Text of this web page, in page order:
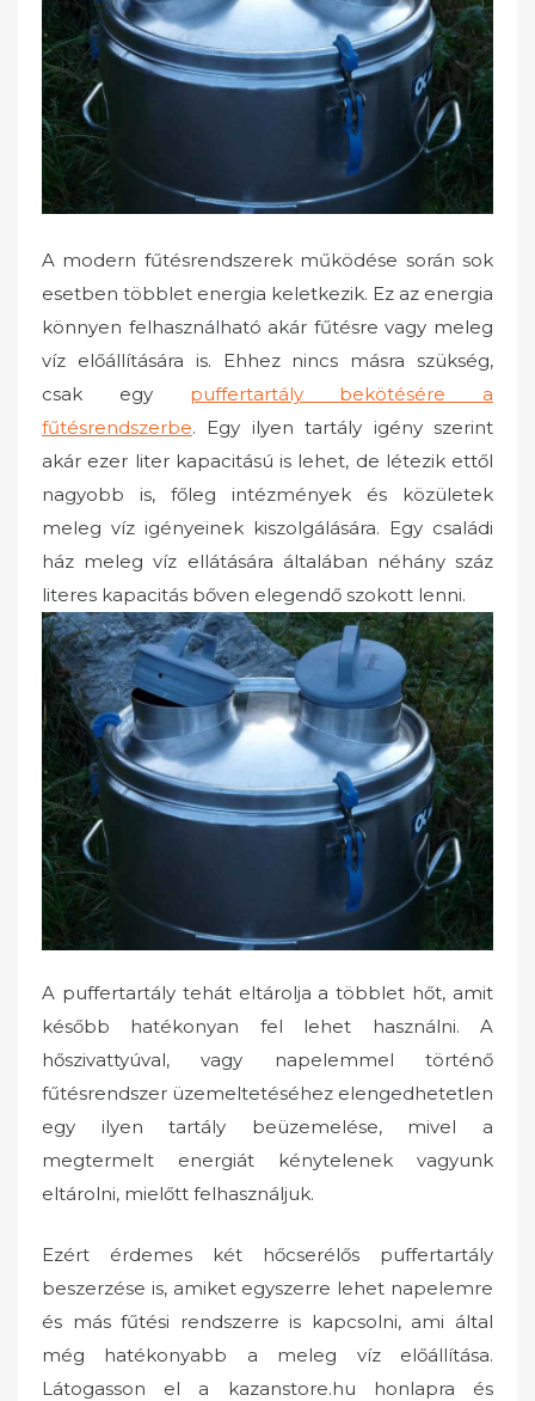
n
A modern fűtésrendszerek működése során sok
esetben többlet energia keletkezik. Ez az energia
könnyen felhasználható akár fűtésre vagy meleg
víz előállítására is. Ehhez nincs másra szükség,
csak egy puffertartály bekötésére a
fűtésrendszerbe. Egy ilyen tartály igény szerint
akár ezer liter kapacitású is lehet, de létezik ettől
nagyobb is, főleg intézmények és közületek
meleg víz igényeinek kiszolgálására. Egy családi
ház meleg víz ellátására általában néhány száz
literes kapacitás bőven elegendő szokott lenni.
A puffertartály tehát eltárolja a többlet hőt, amit
később hatékonyan fel lehet használni. A
hőszivattyúval, vagy napelemmel történő
fűtésrendszer üzemeltetéséhez elengedhetetlen
egy ilyen tartály beüzemelése, mivel a
megtermelt energiát kénytelenek vagyunk
eltárolni, mielőtt felhasználjuk.
Ezért érdemes két hőcserélős puffertartály
beszerzése is, amiket egyszerre lehet napelemre
és más fűtési rendszerre is kapcsolni, ami által
még hatékonyabb a meleg víz előállítása.
Látogasson el a kazanstore.hu honlapra és